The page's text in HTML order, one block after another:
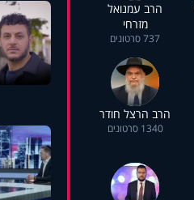
הרב עמנואל
מזרחי
737 סרטונים
הרב הרצל חודר
1340 סרטונים